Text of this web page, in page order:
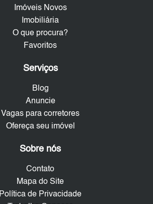
Imóveis Novos
Imobiliária
O que procura?
Favoritos
Serviços
Blog
Anuncie
Vagas para corretores
Ofereça seu imóvel
Sobre nós
Contato
Mapa do Site
Política de Privacidade